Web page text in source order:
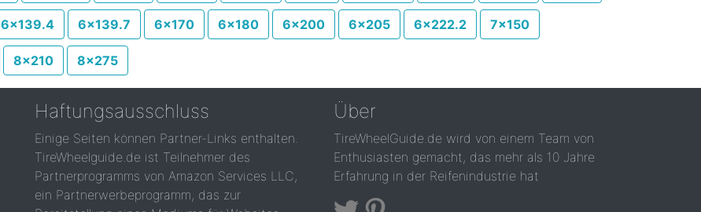
6x139.4 6x139.7 6x170 6x180 6x200 6x205 6x222.2 7x150
8x210 8x275
Haftungsausschluss
Einige Seiten können Partner-Links enthalten.
TireWheelguide.de ist Teilnehmer des
Partnerprogramms von Amazon Services LLC,
ein Partnerwerbeprogramm, das zur
Über
TireWheelGuide.de wird von einem Team von
Enthusiasten gemacht, das mehr als 10 Jahre
Erfahrung in der Reifenindustrie hat